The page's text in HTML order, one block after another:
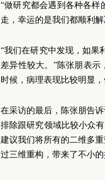
“做研究都会遇到各种各样
走，幸运的是我们都顺利
“我们在研究中发现，如果
差异性较大。”陈张朋表
时候，病理表现比较明显
在采访的最后，陈张朋告
排除跟研究领域比较小众
建议我们将所有的二维多
过三维重构，带来了不小的